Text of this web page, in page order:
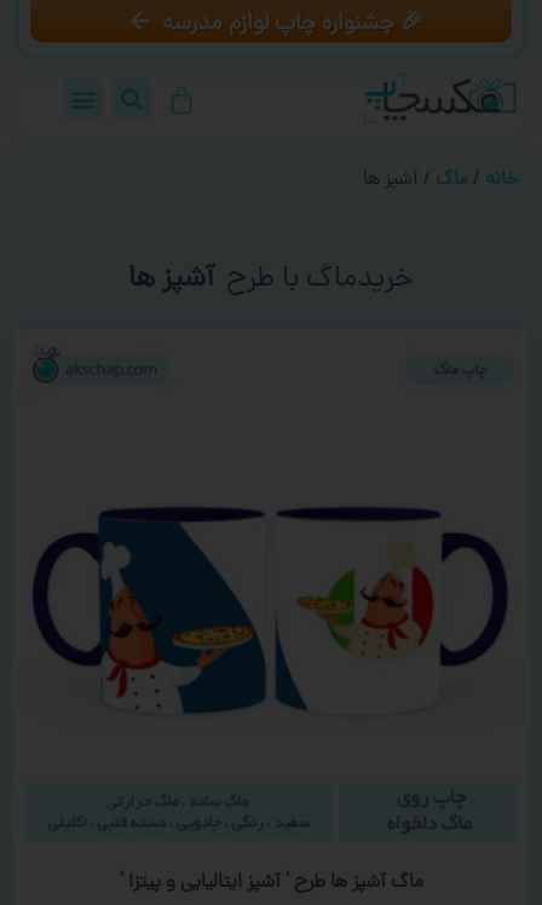
🎉 جشنواره چاپ لوازم مدرسه
خانه / ماگ / آشپز ها
خریدماگ با طرح آشپز ها
ماگ آشپز ها طرح ‘ آشپز ایتالیایی و پیتزا ‘